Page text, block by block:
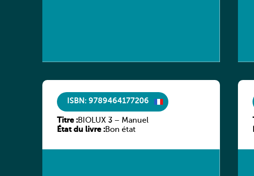
ISBN: 9789464177206
Titre :BIOLUX 3 – Manuel
État du livre :Bon état